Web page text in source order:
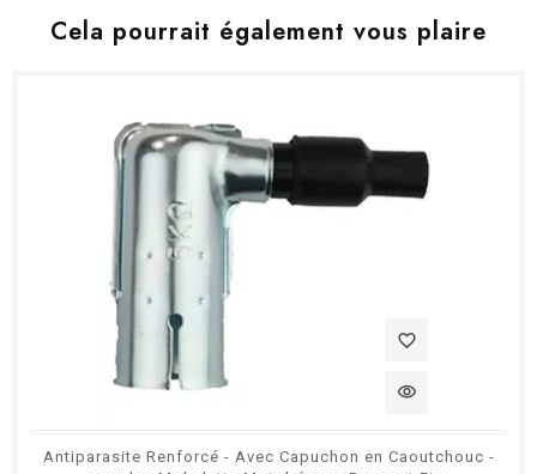
Cela pourrait également vous plaire
favorite_border
visibility
Antiparasite Renforcé - Avec Capuchon en Caoutchouc -